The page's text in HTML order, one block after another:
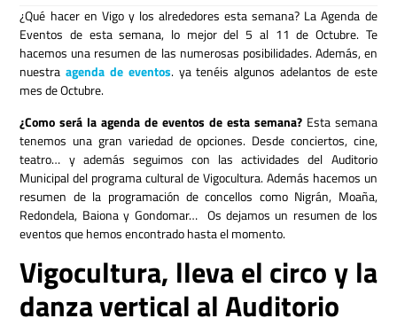
¿Qué hacer en Vigo y los alrededores esta semana? La Agenda de
Eventos de esta semana, lo mejor del 5 al 11 de Octubre. Te
hacemos una resumen de las numerosas posibilidades. Además, en
nuestraagenda de eventos. ya tenéis algunos adelantos de este
mes de Octubre.
¿Como será la agenda de eventos de esta semana?Esta semana
tenemos una gran variedad de opciones. Desde conciertos, cine,
teatro… y además seguimos con las actividades del Auditorio
Municipal del programa cultural de Vigocultura. Además hacemos un
resumen de la programación de concellos como Nigrán, Moaña,
Redondela, Baiona y Gondomar… Os dejamos un resumen de los
eventos que hemos encontrado hasta el momento.
Vigocultura, lleva el circo y la
danza vertical al Auditorio